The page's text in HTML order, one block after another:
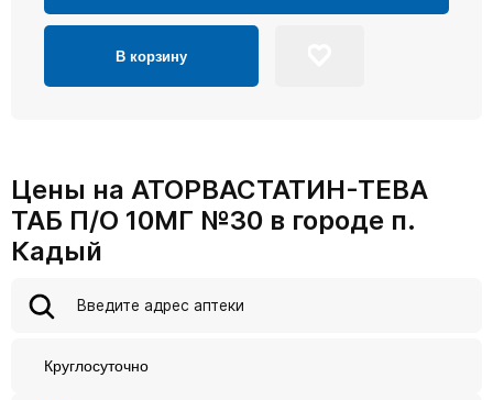
В корзину
Цены на АТОРВАСТАТИН-ТЕВА
ТАБ П/О 10МГ №30 в городе п.
Кадый
Круглосуточно